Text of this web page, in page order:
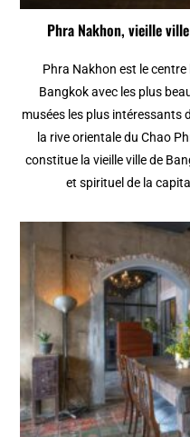
Phra Nakhon, vieille
Phra Nakhon est le
Bangkok avec les plus
musées les plus intéressants
la rive orientale du Chao
constitue la vieille ville de
et spirituel de la